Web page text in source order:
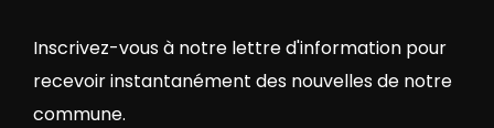
Inscrivez-vous à notre lettre d'information pour
recevoir instantanément des nouvelles de notre
commune.